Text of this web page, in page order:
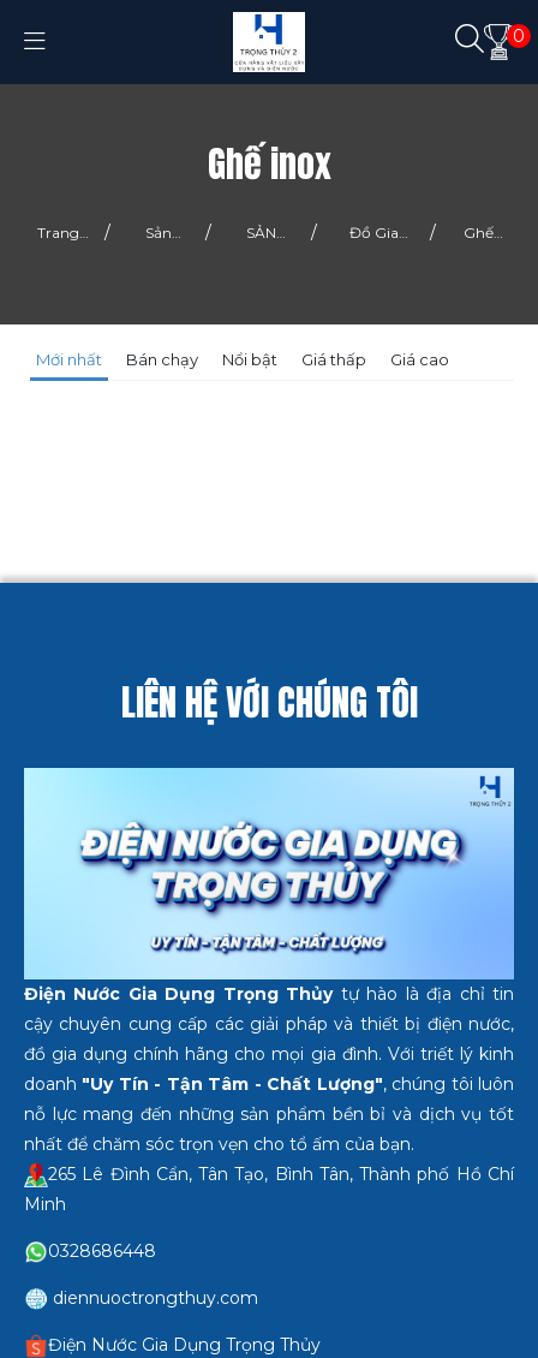
0
Ghế inox
Trang / Sản / SẢN / Đồ Gia / Ghế
Mới nhất Bán chạy Nổi bật Giá thấp Giá cao
LIÊN HỆ VỚI CHÚNG TÔI
Điện Nước Gia Dụng Trọng Thủytự hào là địa chỉ tin
cậy chuyên cung cấp các giải pháp và thiết bị điện nước,
đồ gia dụng chính hãng cho mọi gia đình. Với triết lý kinh
doanh "Uy Tín - Tận Tâm - Chất Lượng", chúng tôi luôn
nỗ lực mang đến những sản phẩm bền bỉ và dịch vụ tốt
nhất để chăm sóc trọn vẹn cho tổ ấm của bạn.
265 Lê Đình Cẩn, Tân Tạo, Bình Tân, Thành phố Hồ Chí
Minh
0328686448
diennuoctrongthuy.com
Điện Nước Gia Dụng Trọng Thủy